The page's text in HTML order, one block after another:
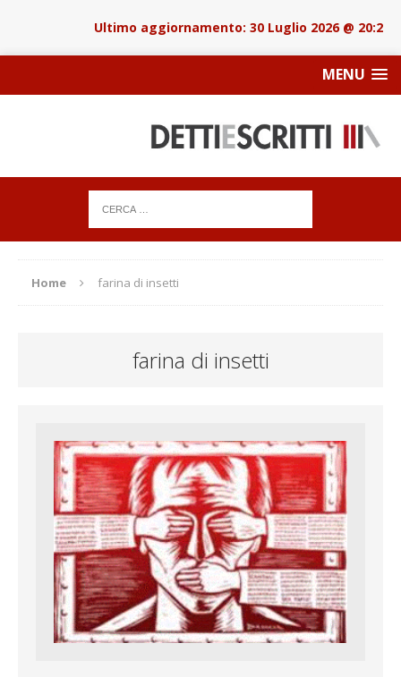
30 Luglio 2026 @ 20:22
MENU
Home farina di insetti
farina di insetti